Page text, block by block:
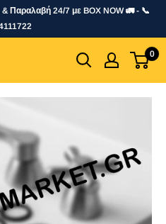
Παραλαβή 24/7 με BOX NOW 🚛 - 📞
0